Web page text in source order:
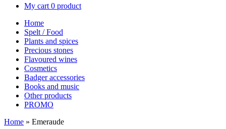
My cart 0 product
Home
Spelt / Food
Plants and spices
Precious stones
Flavoured wines
Cosmetics
Badger accessories
Books and music
Other products
PROMO
Home » Emeraude